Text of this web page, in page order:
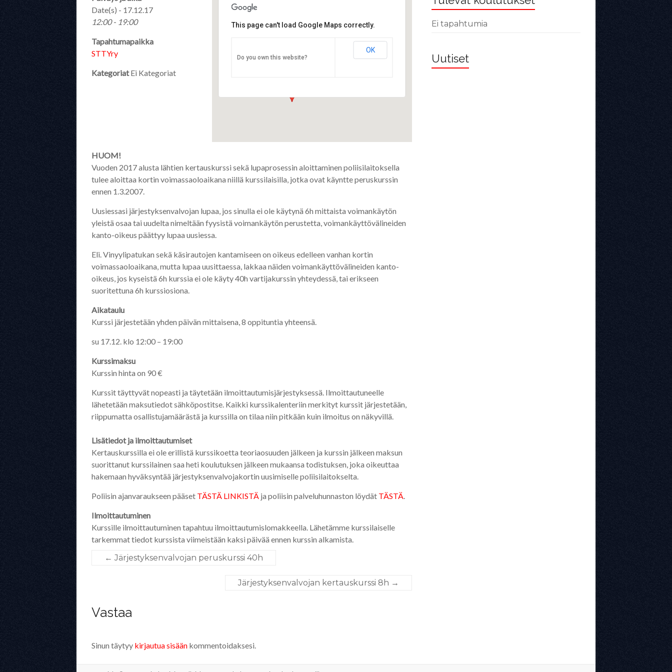
Pulttitie 16 - Helsinki
This page can't load Google Maps correctly.
Do you own this website?
OK
Date(s) - 17.12.17
12:00 - 19:00
Tapahtumapaikka
STTYry
KategoriatEi Kategoriat
HUOM!
Vuoden 2017 alusta lähtien kertauskurssi sekä lupaprosessin aloittaminen poliisilaitoksella
tulee aloittaa kortin voimassaoloaikana niillä kurssilaisilla, jotka ovat käyntte peruskurssin
ennen 1.3.2007.
Uusiessasi järjestyksenvalvojan lupaa, jos sinulla ei ole käytynä 6h mittaista voimankäytön
yleistä osaa tai uudelta nimeltään fyysistä voimankäytön perustetta, voimankäyttövälineiden
kanto-oikeus päättyy lupaa uusiessa.
Eli. Vinyylipatukan sekä käsirautojen kantamiseen on oikeus edelleen vanhan kortin
voimassaoloaikana, mutta lupaa uusittaessa, lakkaa näiden voimankäyttövälineiden kanto-
oikeus, jos kyseistä 6h kurssia ei ole käyty 40h vartijakurssin yhteydessä, tai erikseen
suoritettuna 6h kurssiosiona.
Aikataulu
Kurssi järjestetään yhden päivän mittaisena, 8 oppituntia yhteensä.
su 17.12. klo 12:00 – 19:00
Kurssimaksu
Kurssin hinta on 90 €
Kurssit täyttyvät nopeasti ja täytetään ilmoittautumisjärjestyksessä. Ilmoittautuneelle
lähetetään maksutiedot sähköpostitse. Kaikki kurssikalenteriin merkityt kurssit järjestetään,
riippumatta osallistujamäärästä ja kurssilla on tilaa niin pitkään kuin ilmoitus on näkyvillä.
Lisätiedot ja ilmoittautumiset
Kertauskurssilla ei ole erillistä kurssikoetta teoriaosuuden jälkeen ja kurssin jälkeen maksun
suorittanut kurssilainen saa heti koulutuksen jälkeen mukaansa todistuksen, joka oikeuttaa
hakemaan hyväksyntää järjestyksenvalvojakortin uusimiselle poliisilaitokselta.
Poliisin ajanvaraukseen pääset TÄSTÄ LINKISTÄ ja poliisin palveluhunnaston löydät TÄSTÄ.
Ilmoittautuminen
Kurssille ilmoittautuminen tapahtuu ilmoittautumislomakkeella. Lähetämme kurssilaiselle
tarkemmat tiedot kurssista viimeistään kaksi päivää ennen kurssin alkamista.
← Järjestyksenvalvojan peruskurssi 40h
Järjestyksenvalvojan kertauskurssi 8h →
Vastaa
Sinun täytyy kirjautua sisään kommentoidaksesi.
Ei tapahtumia
Uutiset